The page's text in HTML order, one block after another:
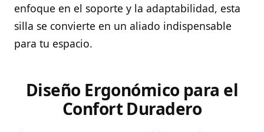
enfoque en el soporte y la adaptabilidad, esta
silla se convierte en un aliado indispensable
para tu espacio.
Diseño Ergonómico para el
Confort Duradero